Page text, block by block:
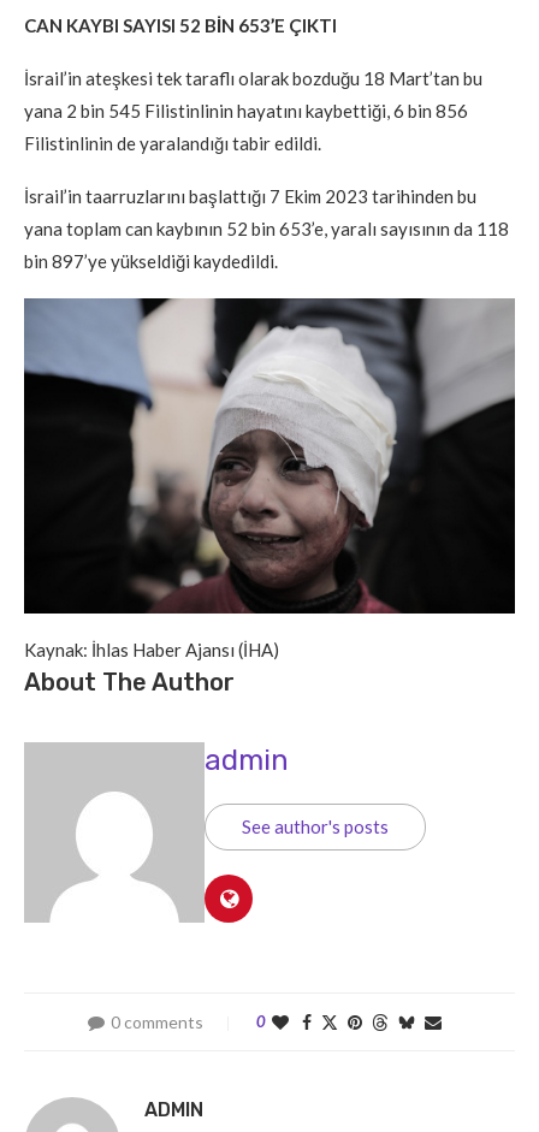
CAN KAYBI SAYISI 52 BİN 653’E ÇIKTI
İsrail’in ateşkesi tek taraflı olarak bozduğu 18 Mart’tan bu
yana 2 bin 545 Filistinlinin hayatını kaybettiği, 6 bin 856
Filistinlinin de yaralandığı tabir edildi.
İsrail’in taarruzlarını başlattığı 7 Ekim 2023 tarihinden bu
yana toplam can kaybının 52 bin 653’e, yaralı sayısının da 118
bin 897’ye yükseldiği kaydedildi.
Kaynak: İhlas Haber Ajansı (İHA)
About The Author
admin
See author's posts
0 comments 0
ADMIN